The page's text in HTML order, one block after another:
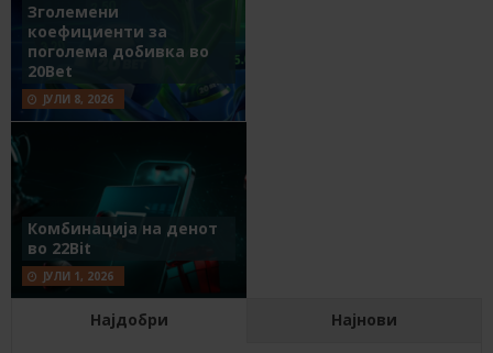
Зголемени
коефициенти за
поголема добивка во
20Bet
ЈУЛИ 8, 2026
Комбинација на денот
во 22Bit
ЈУЛИ 1, 2026
Најдобри Најнови